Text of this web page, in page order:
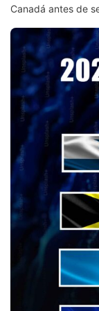
Canadá antes de